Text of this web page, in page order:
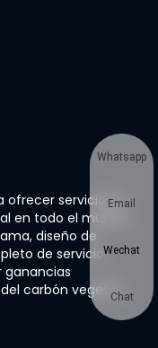
ofrecer servicios a
en todo el mundo
diseño de
de servicio
ganancias
carbón vegetal.
Whatsapp
Email
Wechat
Chat